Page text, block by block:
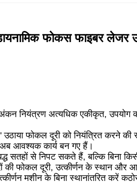
फोकस फाइबर लेजर
नियंत्रण अत्यधिक एकीकृत,
फोकल दूरी को नियंत्रित करने की
अब आवश्यक कार्य बन गए हैं।
सतहों से निपट सकते हैं, बल्कि बिना
की फोकल दूरी, उत्कीर्णन के स्थान और
मशीन के बिना स्थानांतरित करें